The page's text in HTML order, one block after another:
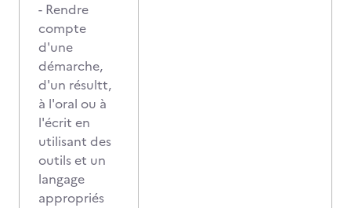
- Rendre
compte
d'une
démarche,
d'un résultt,
à l'oral ou à
l'écrit en
utilisant des
outils et un
langage
appropriés